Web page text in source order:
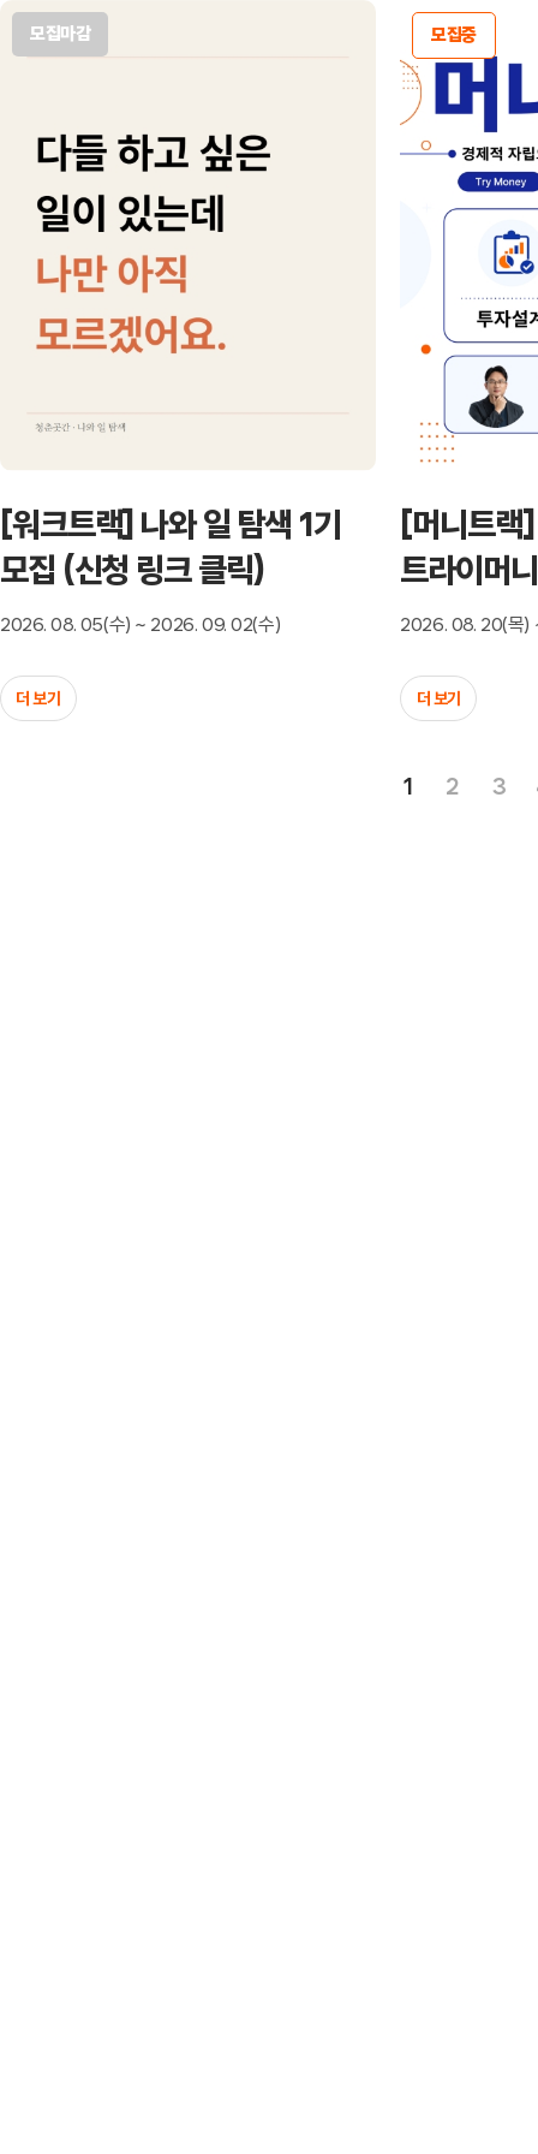
모집마감
[워크트랙] 나와 일 탐색 1기
모집 (신청 링크 클릭)
2026. 08. 05(수) ~ 2026. 09. 02(수)
더 보기
모집중
[머니트랙
트라이머니
2026. 08. 20(목)
더 보기
1 2 3